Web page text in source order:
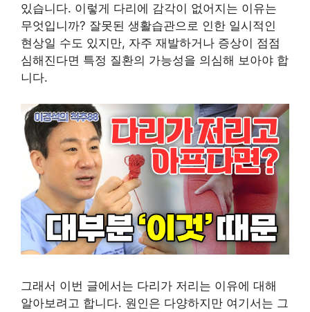
있습니다. 이렇게 다리에 감각이 없어지는 이유는
무엇입니까? 잘못된 생활습관으로 인한 일시적인
현상일 수도 있지만, 자주 재발하거나 증상이 점점
심해진다면 특정 질환의 가능성을 의심해 보아야 합
니다.
그래서 이번 글에서는 다리가 저리는 이유에 대해
알아보려고 합니다. 원인은 다양하지만 여기서는 그